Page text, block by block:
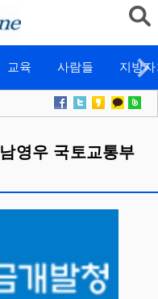
교육 사람들 지방
영우 국토교통부